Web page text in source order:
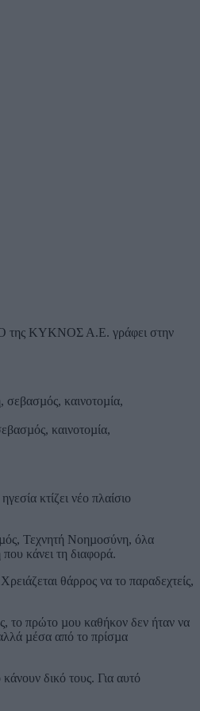
της ΚΥΚΝΟΣ Α.Ε. γράφει στην
καινοτοµία,
κτίζει νέο πλαίσιο
Τεχνητή Νοηµοσύνη, όλα
κάνει τη διαφορά.
θάρρος να το παραδεχτείς,
το πρώτο µου καθήκον δεν ήταν να
µέσα από το πρίσµα
δικό τους. Για αυτό